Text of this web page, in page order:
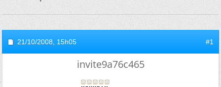
21/10/2008, 15h05 #1
invite9a76c465